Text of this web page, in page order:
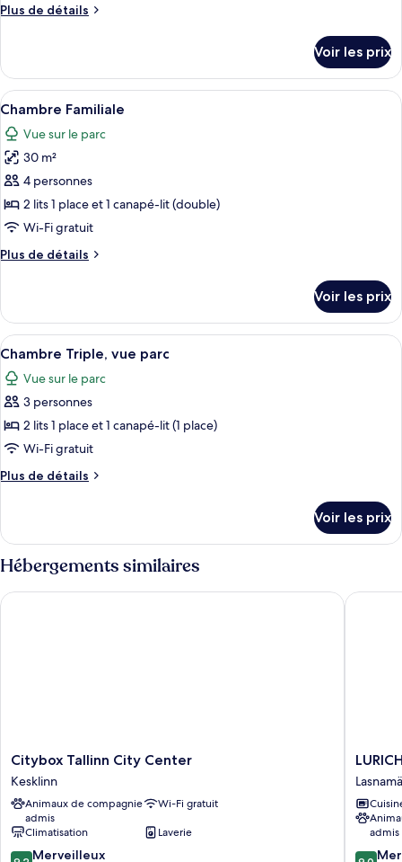
chambre :
vue
mer
Plus de détails
Plus
le
type
de
chambre
Chambre
Familiale,
vue
mer
Voir les prix
Afficher
toutes
les
photos
pour
ce
type
chambre :
Une chambre d’hôtel comprenant
20
Chambre Familiale
Vue sur le parc
30 m²
4 personnes
2 lits 1 place et 1 canapé-lit (double)
Wi-Fi gratuit
Plus de détails
Plus
le
type
de
chambre
Chambre
Familiale
Voir les prix
Afficher
toutes
les
photos
pour
ce
type
de
Chambre
Triple,
vue
parc
Une chambre d’hôtel avec un lit, un
6
Chambre Triple, vue parc
Vue sur le parc
3 personnes
2 lits 1 place et 1 canapé-lit (1 place)
Wi-Fi gratuit
Plus de détails
Plus
le
type
de
chambre
Chambre
Voir les prix
Hébergements similaires
Citybox
Tallinn
City
Center
Kesklinn
Citybox Tallinn City Center
Kesklinn
Animaux de compagnie
admis
Wi-Fi gratuit
Climatisation
Laverie
9.2 Merveilleux
Citybox Tallinn City Center
LURICH
admis
9.0
LURICH